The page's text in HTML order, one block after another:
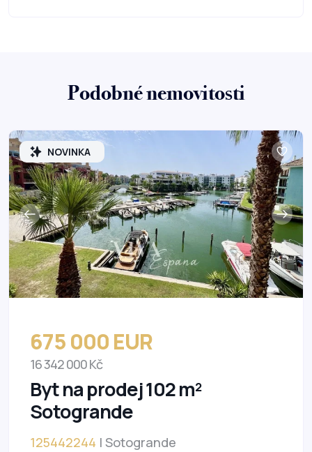
Podobné nemovitosti
NOVINKA
675 000 EUR
16 342 000 Kč
Byt na prodej 102 m²
Sotogrande
125442244 | Sotogrande